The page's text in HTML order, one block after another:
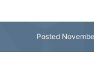
Posted